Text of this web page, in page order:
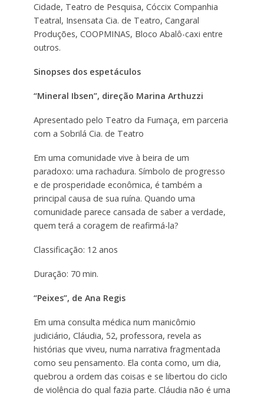
Cidade, Teatro de Pesquisa, Cóccix Companhia
Teatral, Insensata Cia. de Teatro, Cangaral
Produções, COOPMINAS, Bloco Abalô-caxi entre
outros.
Sinopses dos espetáculos
“Mineral Ibsen”, direção Marina Arthuzzi
Apresentado pelo Teatro da Fumaça, em parceria
com a Sobrilá Cia. de Teatro
Em uma comunidade vive à beira de um
paradoxo: uma rachadura. Símbolo de progresso
e de prosperidade econômica, é também a
principal causa de sua ruína. Quando uma
comunidade parece cansada de saber a verdade,
quem terá a coragem de reafirmá-la?
Classificação: 12 anos
Duração: 70 min.
“Peixes”, de Ana Regis
Em uma consulta médica num manicômio
judiciário, Cláudia, 52, professora, revela as
histórias que viveu, numa narrativa fragmentada
como seu pensamento. Ela conta como, um dia,
quebrou a ordem das coisas e se libertou do ciclo
de violência do qual fazia parte. Cláudia não é uma